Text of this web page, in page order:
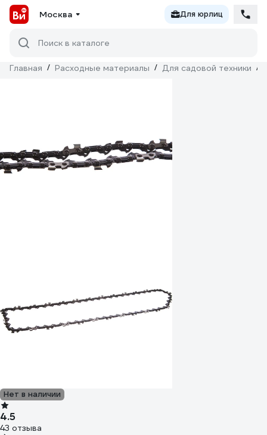
Москва Для юрлиц
Поиск в каталоге
Главная / Расходные материалы / Для садовой техники /
Нет в наличии
4.5
43 отзыва